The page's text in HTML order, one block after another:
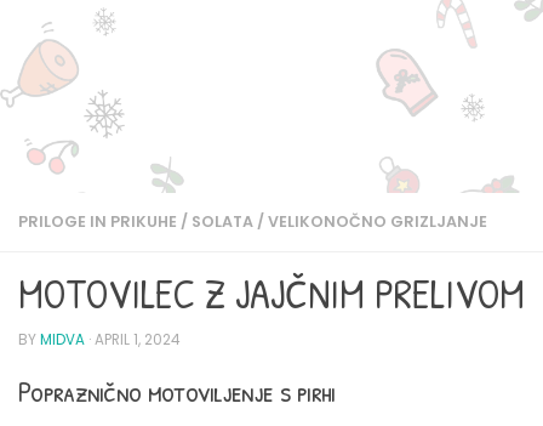
PRILOGE IN PRIKUHE / SOLATA / VELIKONOČNO GRIZLJANJE
MOTOVILEC Z JAJČNIM PRELIVOM
BYMIDVA ·APRIL 1, 2024
Popraznično motoviljenje s pirhi